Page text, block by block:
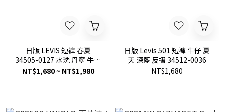
日版 LEVIS 短褲 春夏
34505-0127 水洗 丹寧 牛仔
短褲
NT$1,680 ~ NT$1,980
日版 Levis 501 短褲 牛仔 夏
天 深藍 反摺 34512-0036
NT$1,680